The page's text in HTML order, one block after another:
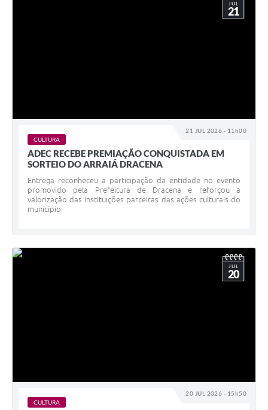
21 JUL 2026 - 11h00
JUL
21
CULTURA
ADEC RECEBE PREMIAÇÃO CONQUISTADA EM
SORTEIO DO ARRAIÁ DRACENA
Entrega reconheceu a participação da entidade no evento
promovido pela Prefeitura de Dracena e reforçou a
valorização das instituições parceiras das ações culturais do
município
20 JUL 2026 - 15h50
JUL
20
CULTURA